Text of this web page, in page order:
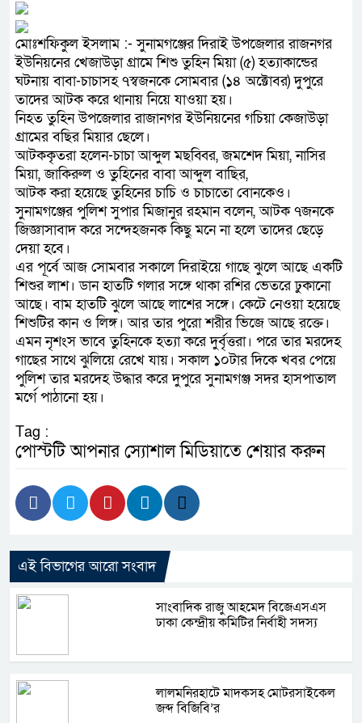
নদী দূষণ রোধে সমন্বিত পদক্ষেপ
সুযোগ নেই : প্রধানমন্ত্রী
লালমনিরহাটে মাদকসহ
আত-তানযীল ইনস্টিটিউট
পর্দাপন উপলক্ষে আলোচনা সভা ও দোয়া
ফ্যাসিবাদবিরোধী আন্দোলনে
নিরপেক্ষ ও বিশ্বাসযোগ্য : প্রধানমন্ত্রী
বাগেরহাট মেডিকেল
মোঃশফিকুল ইসলাম :- সুনামগঞ্জের দিরাই উপজেলার রাজনগর
ইউনিয়নের খেজাউড়া গ্রামে শিশু তুহিন মিয়া (৫) হত্যাকান্ডের
ঘটনায় বাবা-চাচাসহ ৭স্বজনকে সোমবার (১৪ অক্টোবর) দুপুরে
তাদের আটক করে থানায় নিয়ে যাওয়া হয়।
নিহত তুহিন উপজেলার রাজানগর ইউনিয়নের গচিয়া কেজাউড়া
গ্রামের বছির মিয়ার ছেলে।
আটককৃতরা হলেন-চাচা আব্দুল মছব্বির, জমশেদ মিয়া, নাসির
মিয়া, জাকিরুল ও তুহিনের বাবা আব্দুল বাছির,
আটক করা হয়েছে তুহিনের চাচি ও চাচাতো বোনকেও।
সুনামগঞ্জের পুলিশ সুপার মিজানুর রহমান বলেন, আটক ৭জনকে
জিজ্ঞাসাবাদ করে সন্দেহজনক কিছু মনে না হলে তাদের ছেড়ে
দেয়া হবে।
এর পূর্বে আজ সোমবার সকালে দিরাইয়ে গাছে ঝুলে আছে একটি
শিশুর লাশ। ডান হাতটি গলার সঙ্গে থাকা রশির ভেতরে ঢুকানো
আছে। বাম হাতটি ঝুলে আছে লাশের সঙ্গে। কেটে নেওয়া হয়েছে
শিশুটির কান ও লিঙ্গ। আর তার পুরো শরীর ভিজে আছে রক্তে।
এমন নৃশংস ভাবে তুহিনকে হত্যা করে দুর্বৃত্তরা। পরে তার মরদেহ
গাছের সাথে ঝুলিয়ে রেখে যায়। সকাল ১০টার দিকে খবর পেয়ে
পুলিশ তার মরদেহ উদ্ধার করে দুপুরে সুনামগঞ্জ সদর হাসপাতাল
মর্গে পাঠানো হয়।
Tag :
পোস্টটি আপনার স্যোশাল মিডিয়াতে শেয়ার করুন
এই বিভাগের আরো সংবাদ
সাংবাদিক রাজু আহমেদ বিজেএসএস
ঢাকা কেন্দ্রীয় কমিটির নির্বাহী সদস্য
লালমনিরহাটে মাদকসহ মোটরসাইকেল
জব্দ বিজিবি’র